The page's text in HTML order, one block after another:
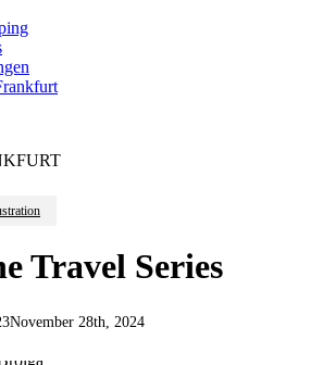
Travel Series
November 28th, 2024